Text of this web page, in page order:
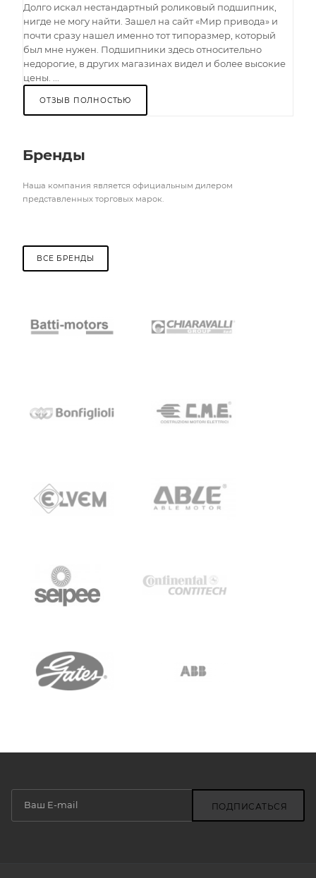
Долго искал нестандартный роликовый подшипник,
нигде не могу найти. Зашел на сайт «Мир привода» и
почти сразу нашел именно тот типоразмер, который
был мне нужен. Подшипники здесь относительно
недорогие, в других магазинах видел и более высокие
цены. ...
ОТЗЫВ ПОЛНОСТЬЮ
Бренды
Наша компания является официальным дилером
представленных торговых марок.
ВСЕ БРЕНДЫ
ПОДПИСАТЬСЯ